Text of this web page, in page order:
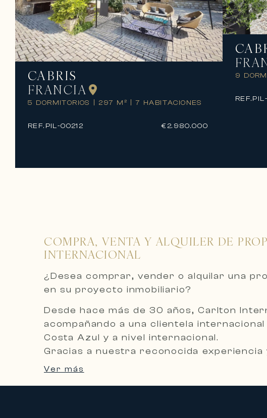
CABRIS
FRANCIA
5 DORMITORIOS 297 M² 7 HABITACIONES
REF. PIL-00212 €2.980.000
9
REF.
COMPRA, VENTA Y ALQUILER DE
INTERNACIONAL
¿Desea comprar, vender o alquilar una
en su proyecto inmobiliario?
Desde hace más de 30 años, Carlton
acompañando a una clientela
Costa Azul y a nivel internacional.
Gracias a nuestra reconocida
personalizado, confidencial y a medida
Una selección exclusiva de propiedades
Ver más